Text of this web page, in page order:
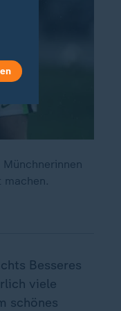
Besseres
viele
schönes